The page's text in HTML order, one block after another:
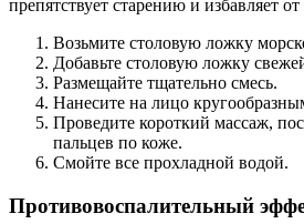
препятствует старению и избавляет
Возьмите столовую ложку
Добавьте столовую ложку
Размещайте тщательно смесь.
Нанесите на лицо
Проведите короткий массаж,
пальцев по коже.
Смойте все прохладной водой.
Противовоспалительный